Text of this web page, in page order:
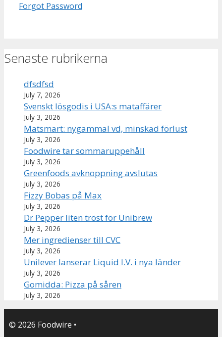
Forgot Password
Senaste rubrikerna
dfsdfsd
July 7, 2026
Svenskt lösgodis i USA:s mataffärer
July 3, 2026
Matsmart: nygammal vd, minskad förlust
July 3, 2026
Foodwire tar sommaruppehåll
July 3, 2026
Greenfoods avknoppning avslutas
July 3, 2026
Fizzy Bobas på Max
July 3, 2026
Dr Pepper liten tröst för Unibrew
July 3, 2026
Mer ingredienser till CVC
July 3, 2026
Unilever lanserar Liquid I.V. i nya länder
July 3, 2026
Gomidda: Pizza på såren
July 3, 2026
© 2026 Foodwire •